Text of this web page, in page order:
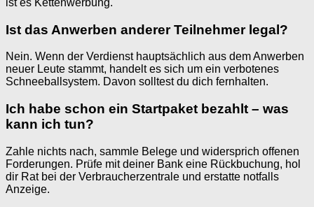
Ist das Anwerben anderer Teilnehmer legal?
Nein. Wenn der Verdienst hauptsächlich aus dem Anwerben
neuer Leute stammt, handelt es sich um ein verbotenes
Schneeballsystem. Davon solltest du dich fernhalten.
Ich habe schon ein Startpaket bezahlt – was
kann ich tun?
Zahle nichts nach, sammle Belege und widersprich offenen
Forderungen. Prüfe mit deiner Bank eine Rückbuchung, hol
dir Rat bei der Verbraucherzentrale und erstatte notfalls
Anzeige.